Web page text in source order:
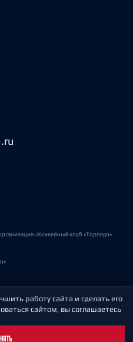
«Хоккейный клуб «Торпедо»
работу сайта и сделать его
сайтом, вы соглашаетесь